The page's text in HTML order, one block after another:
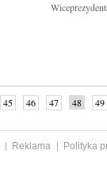
45 46 47 48 49
Reklama
Polityka